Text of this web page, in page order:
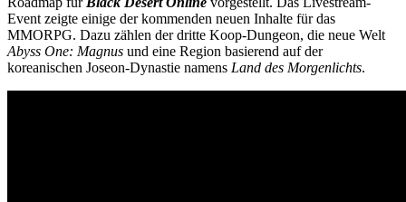
Event zeigte einige der kommenden neuen Inhalte für das
MMORPG. Dazu zählen der dritte Koop-Dungeon, die neue Welt
Abyss One: Magnus und eine Region basierend auf der
koreanischen Joseon-Dynastie namens Land des Morgenlichts.